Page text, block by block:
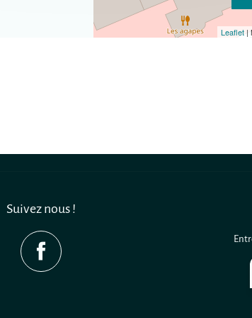
Leaflet |
Suivez nous !